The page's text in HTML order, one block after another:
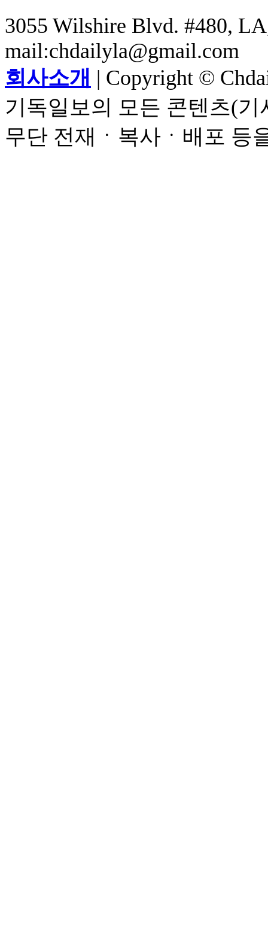
3055 Wilshire Blvd. #480,
mail:chdailyla@gmail.com
회사소개 | Copyright ©
기독일보의 모든 콘텐츠(
무단 전재ㆍ복사ㆍ배포 등